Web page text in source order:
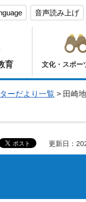
音声読み上げ
育 文化・スポー
ーだより一覧 > 田崎
更新日：